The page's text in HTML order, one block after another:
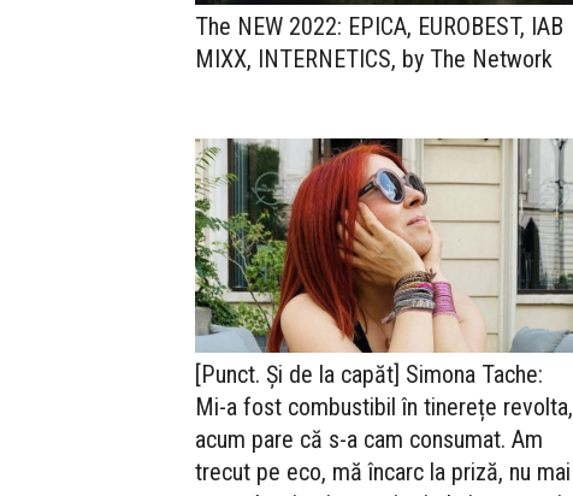
The NEW 2022: EPICA, EUROBEST, IAB
MIXX, INTERNETICS, by The Network
[Punct. Și de la capăt] Simona Tache:
Mi-a fost combustibil în tinerețe revolta,
acum pare că s-a cam consumat. Am
trecut pe eco, mă încarc la priză, nu mai